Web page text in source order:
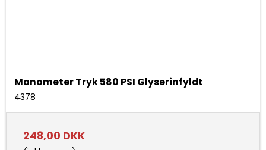
Manometer Tryk 580 PSI Glyserinfyldt
4378
248,00 DKK